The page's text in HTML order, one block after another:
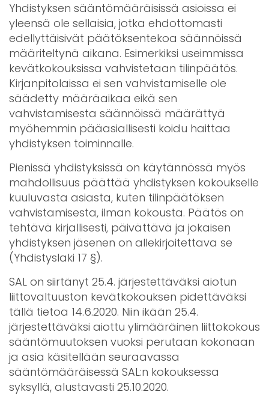
Yhdistyksen sääntömääräisissä asioissa ei
yleensä ole sellaisia, jotka ehdottomasti
edellyttäisivät päätöksentekoa säännöissä
määriteltynä aikana. Esimerkiksi useimmissa
kevätkokouksissa vahvistetaan tilinpäätös.
Kirjanpitolaissa ei sen vahvistamiselle ole
säädetty määräaikaa eikä sen
vahvistamisesta säännöissä määrättyä
myöhemmin pääasiallisesti koidu haittaa
yhdistyksen toiminnalle.
Pienissä yhdistyksissä on käytännössä myös
mahdollisuus päättää yhdistyksen kokoukselle
kuuluvasta asiasta, kuten tilinpäätöksen
vahvistamisesta, ilman kokousta. Päätös on
tehtävä kirjallisesti, päivättävä ja jokaisen
yhdistyksen jäsenen on allekirjoitettava se
(Yhdistyslaki 17 §).
SAL on siirtänyt 25.4. järjestettäväksi aiotun
liittovaltuuston kevätkokouksen pidettäväksi
tällä tietoa 14.6.2020. Niin ikään 25.4.
järjestettäväksi aiottu ylimääräinen liittokokous
sääntömuutoksen vuoksi perutaan kokonaan
ja asia käsitellään seuraavassa
sääntömääräisessä SAL:n kokouksessa
syksyllä, alustavasti 25.10.2020.